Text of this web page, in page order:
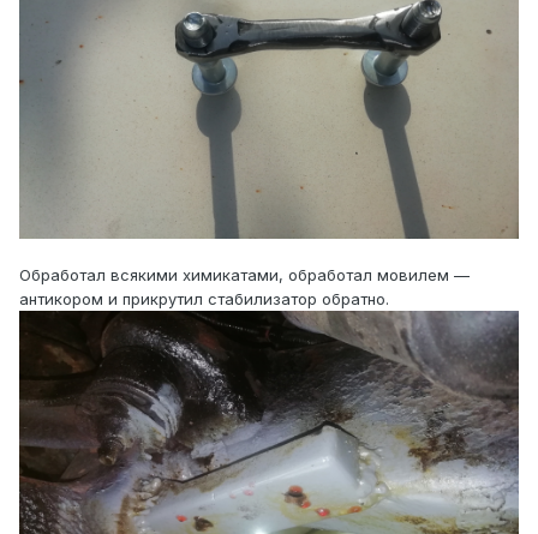
Обработал всякими химикатами, обработал мовилем —
антикором и прикрутил стабилизатор обратно.